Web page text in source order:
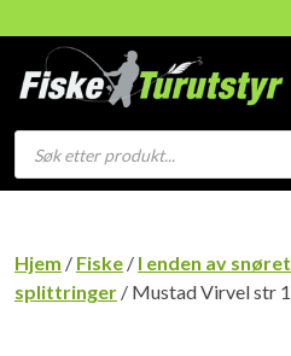
Products
search
Hjem / Fiske / I enden av snøret
splittringer / Mustad Virvel str 1